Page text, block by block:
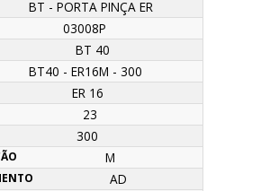
BT - PORTA PINÇA ER
03008P
BT 40
BT40 - ER16M - 300
ER 16
23
300
M
AD